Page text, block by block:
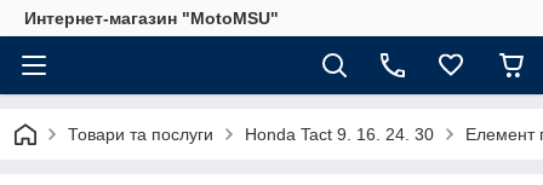
Интернет-магазин "MotoMSU"
Товари та послуги Honda Tact 9. 16. 24. 30 Елемент